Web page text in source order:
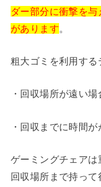
ダー部分に衝撃を
があります
粗大ゴミを利用する
・回収場所が遠い
・回収までに時間
ゲーミングチェアは
回収場所まで持って